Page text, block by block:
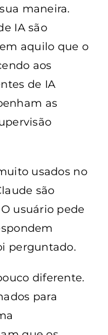
maneira.
IA são
aquilo que o
aos
de IA
as
usados no
são
usuário pede
perguntado.
diferente.
para